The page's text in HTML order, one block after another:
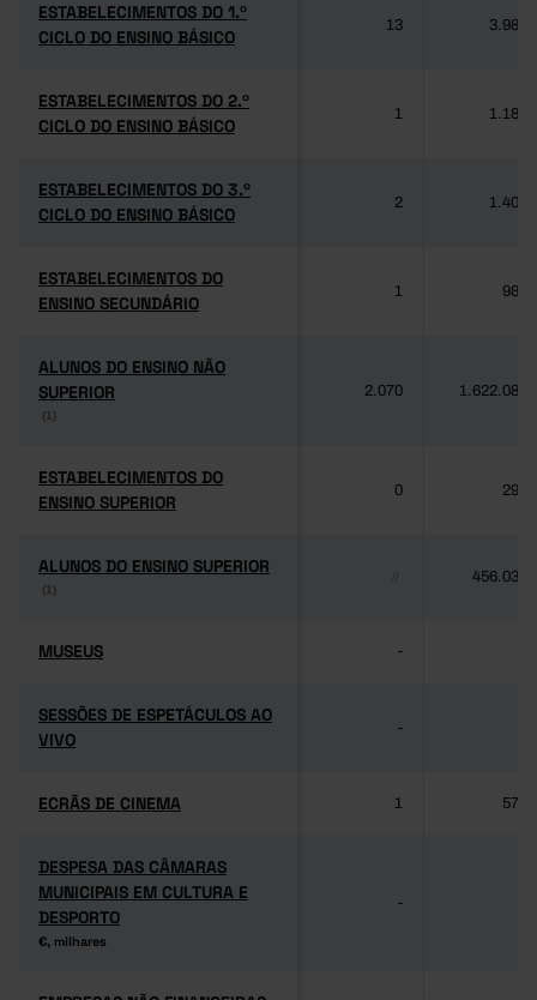
ESTABELECIMENTOS DO 1.º
CICLO DO ENSINO BÁSICO
ESTABELECIMENTOS DO 1.º
CICLO DO ENSINO BÁSICO
13 3.985
ESTABELECIMENTOS DO 2.º
CICLO DO ENSINO BÁSICO
ESTABELECIMENTOS DO 2.º
CICLO DO ENSINO BÁSICO
1 1.189
ESTABELECIMENTOS DO 3.º
CICLO DO ENSINO BÁSICO
ESTABELECIMENTOS DO 3.º
CICLO DO ENSINO BÁSICO
2 1.406
ESTABELECIMENTOS DO
ENSINO SECUNDÁRIO
ESTABELECIMENTOS DO
ENSINO SECUNDÁRIO
1 981
ALUNOS DO ENSINO NÃO
SUPERIOR
(1)
ALUNOS DO ENSINO NÃO
SUPERIOR
(1)
2.070 1.622.084
ESTABELECIMENTOS DO
ENSINO SUPERIOR
ESTABELECIMENTOS DO
ENSINO SUPERIOR
0 292
ALUNOS DO ENSINO SUPERIOR
(1)
ALUNOS DO ENSINO SUPERIOR
(1)
456.032
MUSEUS
MUSEUS -
SESSÕES DE ESPETÁCULOS AO
VIVO
SESSÕES DE ESPETÁCULOS AO
VIVO
-
ECRÃS DE CINEMA
ECRÃS DE CINEMA 1 579
DESPESA DAS CÂMARAS
MUNICIPAIS EM CULTURA E
DESPORTO
€, milhares
DESPESA DAS CÂMARAS
MUNICIPAIS EM CULTURA E
DESPORTO
€, milhares
-